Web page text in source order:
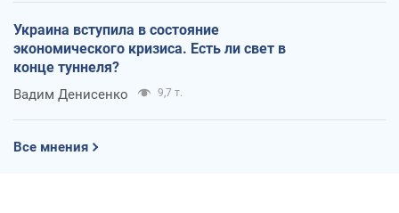
Украина вступила в состояние
экономического кризиса. Есть ли свет в
конце туннеля?
Вадим Денисенко 9,7 т.
Все мнения